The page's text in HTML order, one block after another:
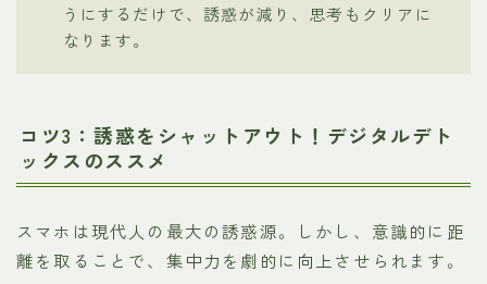
うにするだけで、誘惑が減り、思考もクリアに
なります。
コツ3：誘惑をシャットアウト！デジタルデト
ックスのススメ
スマホは現代人の最大の誘惑源。しかし、意識的に距
離を取ることで、集中力を劇的に向上させられます。